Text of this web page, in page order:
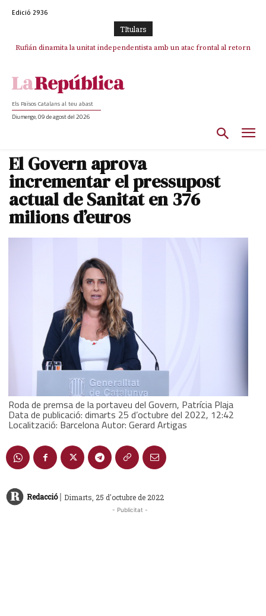
Edició 2936
TItulars
Rufián dinamita la unitat independentista amb un atac frontal al retorn
Puigdemont reivindica la transparència del seu retorn i manté el pols
Els Països Catalans al teu abast
Diumenge, 09 de agost del 2026
El Govern aprova
incrementar el pressupost
actual de Sanitat en 376
milions d’euros
Roda de premsa de la portaveu del Govern, Patrícia Plaja
Data de publicació: dimarts 25 d’octubre del 2022, 12:42
Localització: Barcelona Autor: Gerard Artigas
Redacció | Dimarts, 25 d'octubre de 2022
- Publicitat -